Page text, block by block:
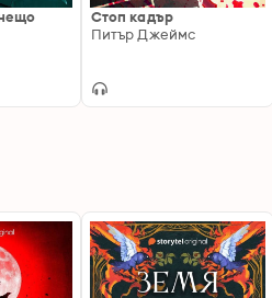
Стоп кадър
Питър Джеймс